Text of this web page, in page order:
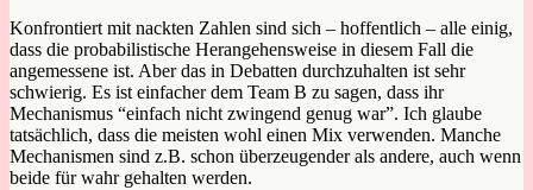
Konfrontiert mit nackten Zahlen sind sich – hoffentlich – alle einig,
dass die probabilistische Herangehensweise in diesem Fall die
angemessene ist. Aber das in Debatten durchzuhalten ist sehr
schwierig. Es ist einfacher dem Team B zu sagen, dass ihr
Mechanismus “einfach nicht zwingend genug war”. Ich glaube
tatsächlich, dass die meisten wohl einen Mix verwenden. Manche
Mechanismen sind z.B. schon überzeugender als andere, auch wenn
beide für wahr gehalten werden.